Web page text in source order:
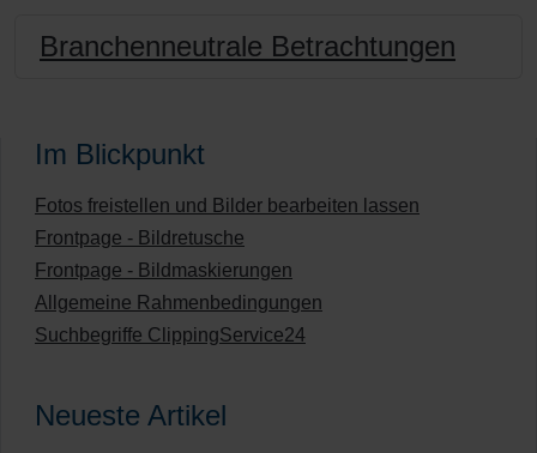
Branchenneutrale Betrachtungen
Im Blickpunkt
Fotos freistellen und Bilder bearbeiten lassen
Frontpage - Bildretusche
Frontpage - Bildmaskierungen
Allgemeine Rahmenbedingungen
Suchbegriffe ClippingService24
Neueste Artikel